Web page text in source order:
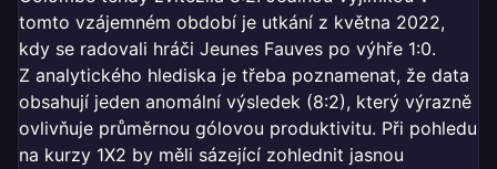
tomto vzájemném období je utkání z května 2022,
kdy se radovali hráči Jeunes Fauves po výhře 1:0.
Z analytického hlediska je třeba poznamenat, že data
obsahují jeden anomální výsledek (8:2), který výrazně
ovlivňuje průměrnou gólovou produktivitu. Při pohledu
na kurzy 1X2 by měli sázející zohlednit jasnou